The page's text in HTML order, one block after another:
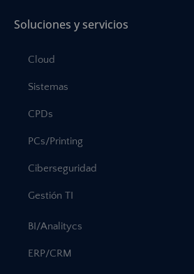
Soluciones y servicios
Cloud
Sistemas
CPDs
PCs/Printing
Ciberseguridad
Gestión TI
BI/Analitycs
ERP/CRM